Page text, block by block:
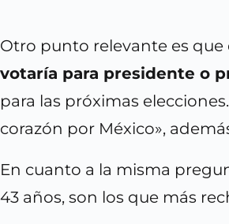
Otro punto relevante es que
votaría para presidente o
para las próximas
corazón por México»,
En cuanto a la misma
43 años, son los que más